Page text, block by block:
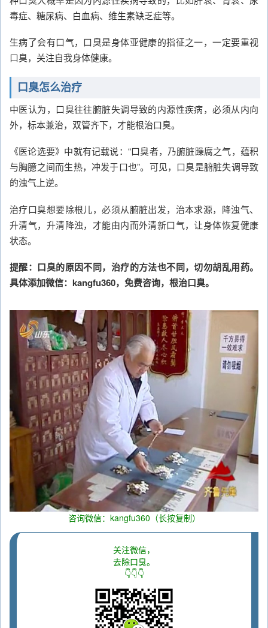
毒症、糖尿病、白血病、维生素缺乏症等。
生病了会有口气，口臭是身体亚健康的指征之一，一定要重视
口臭，关注自我身体健康。
口臭怎么治疗
中医认为，口臭往往腑脏失调导致的内源性疾病，必须从内向
外，标本兼治，双管齐下，才能根治口臭。
《医论选要》中就有记载说：“口臭者，乃腑脏躁腐之气，蕴积
与胸臆之间而生热，冲发于口也”。可见，口臭是腑脏失调导致
的浊气上逆。
治疗口臭想要除根儿，必须从腑脏出发，治本求源，降浊气、
升清气，升清降浊，才能由内而外清新口气，让身体恢复健康
状态。
提醒：口臭的原因不同，治疗的方法也不同，切勿胡乱用药。
具体添加微信：kangfu360，免费咨询，根治口臭。
咨询微信：kangfu360（长按复制）
关注微信，
去除口臭。
👇👇👇